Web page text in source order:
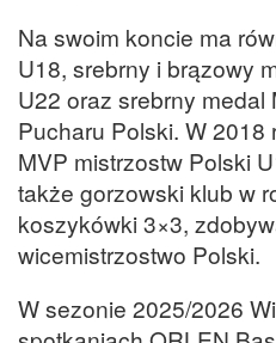
Na swoim koncie ma
U18, srebrny i brązowy
U22 oraz srebrny medal
Pucharu Polski. W 2018
MVP mistrzostw Polski
także gorzowski klub w
koszykówki 3×3,
wicemistrzostwo Polski.
W sezonie 2025/2026